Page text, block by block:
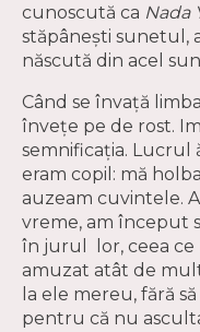
cunoscută ca Nada
stăpânești sunetul,
născută din acel
Când se învață
învețe pe de rost.
semnificația. Lucrul
eram copil: mă
auzeam cuvintele.
vreme, am început
în jurul lor, ceea ce
amuzat atât de
la ele mereu, fără
pentru că nu